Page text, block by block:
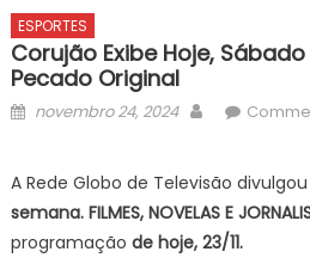
ESPORTES
Corujão Exibe Hoje,
Pecado Original
Posted
novembro 24, 2024 Author
A Rede Globo de Televisão
semana. FILMES, NOVELAS E
programação de hoje, 23/11.